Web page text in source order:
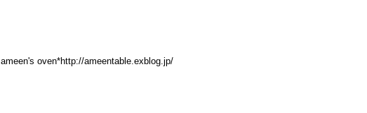
ameen's oven*http://ameentable.exblog.jp/